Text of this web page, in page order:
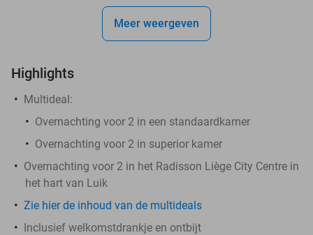
Meer weergeven
Highlights
Multideal:
Overnachting voor 2 in een standaardkamer
Overnachting voor 2 in superior kamer
Overnachting voor 2 in het Radisson Liège City Centre in
het hart van Luik
Zie hier de inhoud van de multideals
Inclusief welkomstdrankje en ontbijt